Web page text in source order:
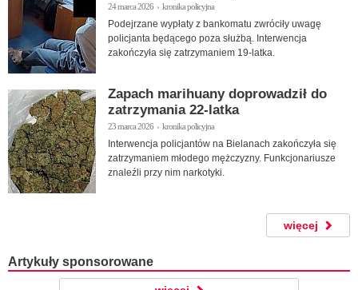
24 marca 2026 › kronika policyjna
Podejrzane wypłaty z bankomatu zwróciły uwagę
policjanta będącego poza służbą. Interwencja
zakończyła się zatrzymaniem 19-latka.
Zapach marihuany doprowadził do
zatrzymania 22-latka
23 marca 2026 › kronika policyjna
Interwencja policjantów na Bielanach zakończyła się
zatrzymaniem młodego mężczyzny. Funkcjonariusze
znaleźli przy nim narkotyki.
więcej
Artykuły sponsorowane